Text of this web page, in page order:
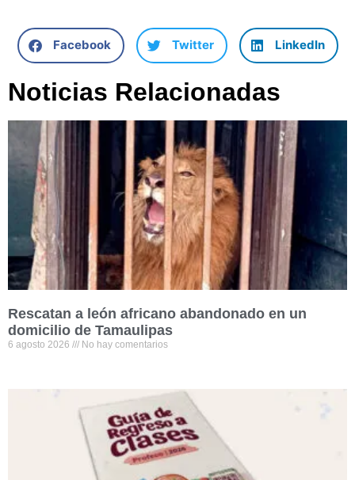
Facebook Twitter LinkedIn
Noticias Relacionadas
Rescatan a león africano abandonado en un
domicilio de Tamaulipas
6 agosto 2026 No hay comentarios